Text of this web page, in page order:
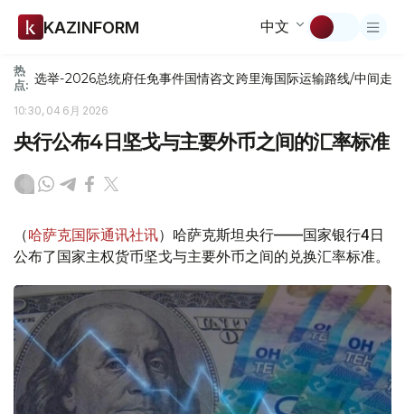
KAZINFORM 中文
热
点: 选举-2026总统府任免事件国情咨文跨里海国际运输路线/中间走廊
10:30, 04 6月 2026
央行公布4日坚戈与主要外币之间的汇率标准
（哈萨克国际通讯社讯）哈萨克斯坦央行——国家银行4日
公布了国家主权货币坚戈与主要外币之间的兑换汇率标准。